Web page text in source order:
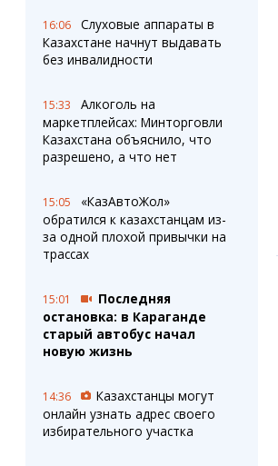
16:06
Слуховые аппараты в
Казахстане начнут выдавать
без инвалидности
15:33
Алкоголь на
маркетплейсах: Минторговли
Казахстана объяснило, что
разрешено, а что нет
15:05
«КазАвтоЖол»
обратился к казахстанцам из-
за одной плохой привычки на
трассах
15:01
Последняя
остановка: в Караганде
старый автобус начал
новую жизнь
14:36
Казахстанцы могут
онлайн узнать адрес своего
избирательного участка